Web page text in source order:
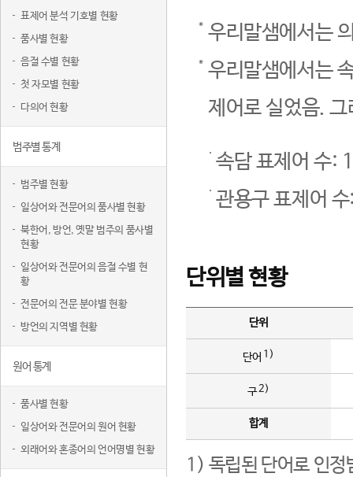
표제어 분석 기호별 현황
품사별 현황
음절 수별 현황
첫 자모별 현황
다의어 현황
범주별 통계
범주별 현황
일상어와 전문어의 품사별 현황
북한어, 방언, 옛말 범주의 품사별
현황
일상어와 전문어의 음절 수별 현
황
전문어의 전문 분야별 현황
방언의 지역별 현황
원어 통계
품사별 현황
일상어와 전문어의 원어 현황
외래어와 혼종어의 언어명별 현황
우리말샘에서는
우리말샘에서는
제어로 실었음.
속담 표제어 수:
관용구 표제어
단위별 현황
단위
단어 1)
구2)
합계
1) 독립된 단어로 인정